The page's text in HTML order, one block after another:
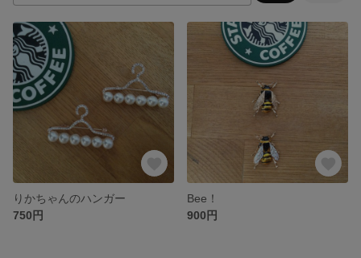
りかちゃんのハンガー
750円
Bee！
900円